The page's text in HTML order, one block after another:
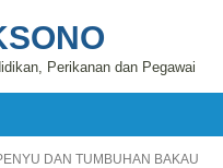
Perikanan dan Pegawai
DAN TUMBUHAN BAKAU